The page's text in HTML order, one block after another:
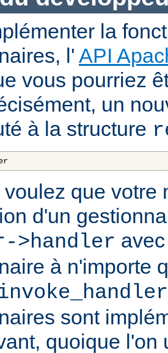
la
l' API
vous pourriez
un
à la structure
que votre
d'un
>handler
à n'importe
sont
quoique l'on